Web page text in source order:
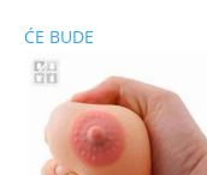
ĆE BUDE